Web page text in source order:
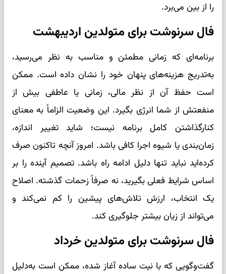
را از بین می‌برد.
فال سرنوشت برای متولدین اردیبهشت
برنامه‌ای که زمانی مطمئن و مناسب به نظر می‌رسید،
به‌تدریج هزینه‌های پنهان خود را نشان داده است. ممکن
است حفظ آن از نظر مالی، زمانی یا عاطفی بیش از
منفعتش از شما انرژی بگیرد. این وضعیت الزاماً به معنای
کنارگذاشتن کامل برنامه نیست؛ شاید تغییر اندازه،
زمان‌بندی یا شیوه اجرا کافی باشد. امروز آنچه تاکنون صرف
کرده‌اید نباید تنها دلیل ادامه راه باشد. تصمیم آینده را بر
اساس شرایط فعلی بگیرید، نه صرفاً زحمات گذشته. اصلاح
یک انتخاب، ارزش تلاش‌های پیشین را کم نمی‌کند و
می‌تواند از زیان بیشتر جلوگیری کند.
فال سرنوشت برای متولدین خرداد
گفت‌وگویی که با نیت ساده آغاز شده، ممکن است به‌دلیل